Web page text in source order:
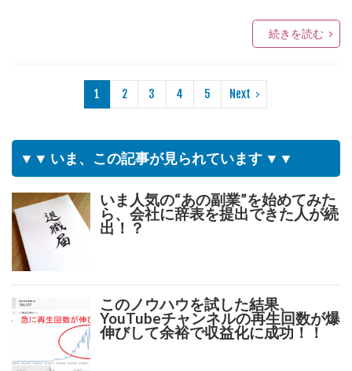
続きを読む
1 2 3 4 5 Next
▼▼ いま、この記事が見られています ▼▼
いま人気の“あの副業”を始めてみた
ら、会社に辞表を提出できた人が続
出！？
このノウハウを試した結果、
YouTubeチャンネルの再生回数が爆
伸びして余裕で収益化に成功！！